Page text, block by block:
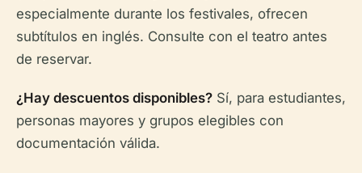
especialmente durante los festivales, ofrecen
subtítulos en inglés. Consulte con el teatro antes
de reservar.
¿Hay descuentos disponibles? Sí, para estudiantes,
personas mayores y grupos elegibles con
documentación válida.